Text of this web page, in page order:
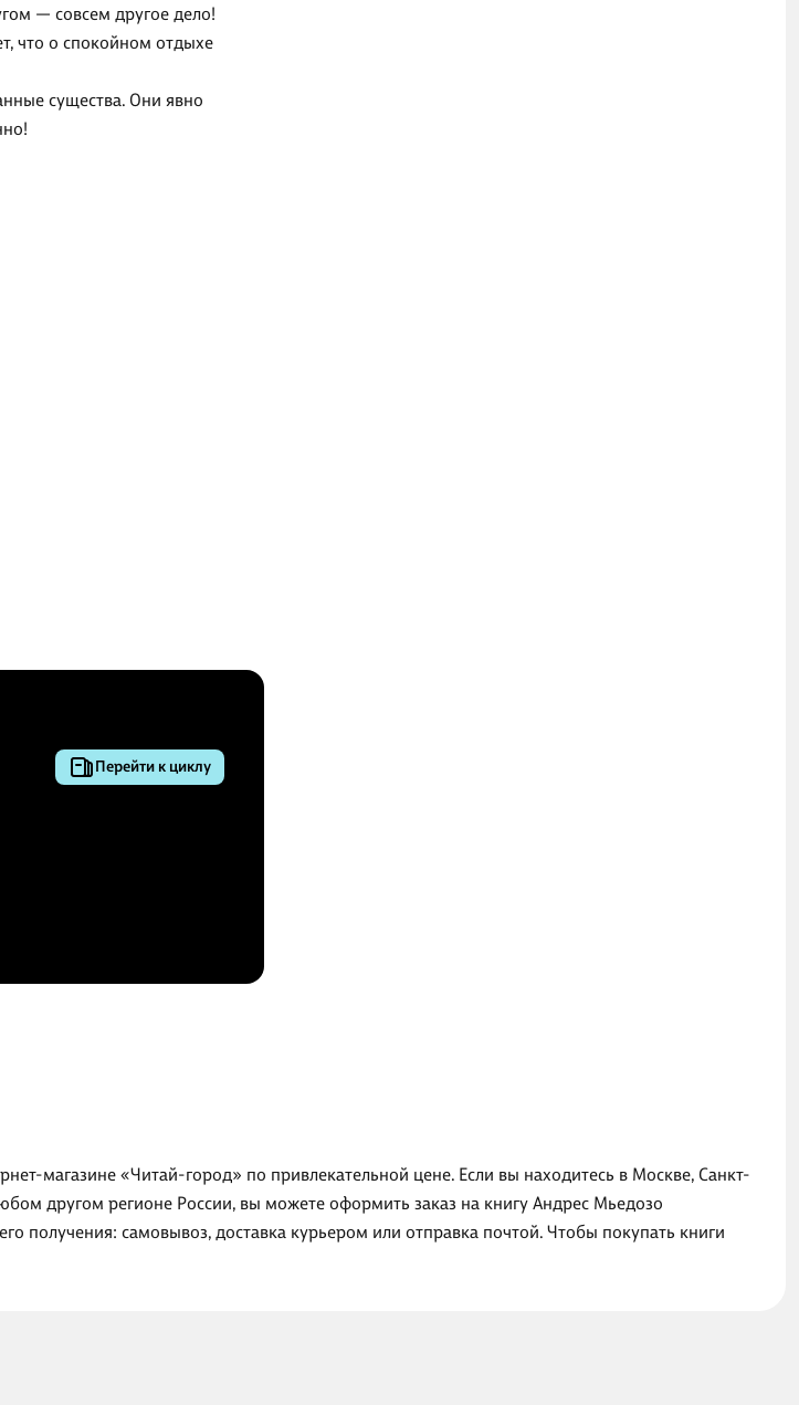
— совсем другое дело!
что о спокойном отдыхе
существа. Они явно
Перейти к циклу
магазине «Читай-город» по привлекательной цене. Если вы находитесь в Москве, Санкт-
другом регионе России, вы можете оформить заказ на книгу Андрес Мьедозо
получения: самовывоз, доставка курьером или отправка почтой. Чтобы покупать книги